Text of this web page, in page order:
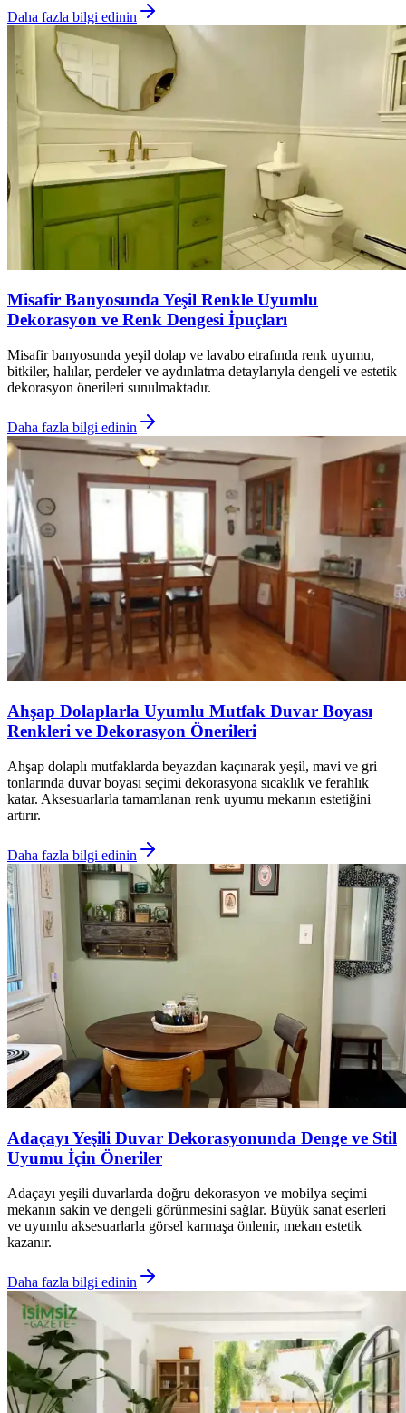
Daha fazla bilgi edinin
Misafir Banyosunda Yeşil Renkle Uyumlu
Dekorasyon ve Renk Dengesi İpuçları
Misafir banyosunda yeşil dolap ve lavabo etrafında renk uyumu,
bitkiler, halılar, perdeler ve aydınlatma detaylarıyla dengeli ve estetik
dekorasyon önerileri sunulmaktadır.
Daha fazla bilgi edinin
Ahşap Dolaplarla Uyumlu Mutfak Duvar Boyası
Renkleri ve Dekorasyon Önerileri
Ahşap dolaplı mutfaklarda beyazdan kaçınarak yeşil, mavi ve gri
tonlarında duvar boyası seçimi dekorasyona sıcaklık ve ferahlık
katar. Aksesuarlarla tamamlanan renk uyumu mekanın estetiğini
artırır.
Daha fazla bilgi edinin
Adaçayı Yeşili Duvar Dekorasyonunda Denge ve Stil
Uyumu İçin Öneriler
Adaçayı yeşili duvarlarda doğru dekorasyon ve mobilya seçimi
mekanın sakin ve dengeli görünmesini sağlar. Büyük sanat eserleri
ve uyumlu aksesuarlarla görsel karmaşa önlenir, mekan estetik
kazanır.
Daha fazla bilgi edinin